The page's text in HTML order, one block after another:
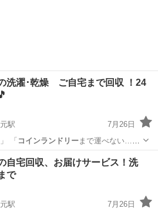
洗濯･乾燥 ご自宅まで回収 ！24
駅
7月26日
「 コインランドリーまで運べない…」
その他 コインランドリー
自宅回収、お届けサービス！洗
で
駅
7月26日